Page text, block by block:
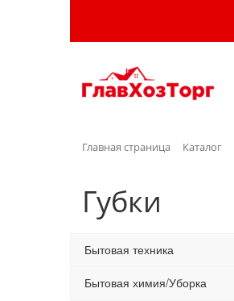
Главная страница Каталог
Губки
Бытовая техника
Бытовая химия/Уборка